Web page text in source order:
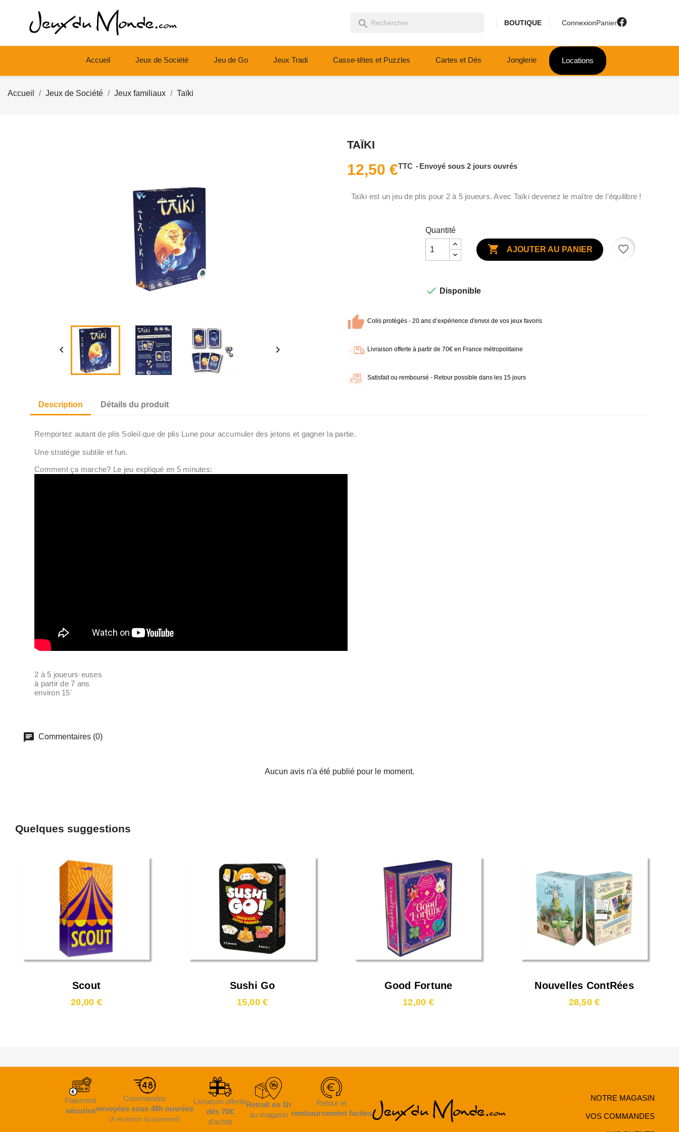
search BOUTIQUE ConnexionPanier
Accueil Jeux de Société Jeu de Go Jeux Tradi Casse-têtes et Puzzles Cartes et Dés Jonglerie Locations
Accueil Jeux de Société Jeux familiaux Taïki
 
TAÏKI
12,50 €TTC Envoyé sous 2 jours ouvrés
Taïki est un jeu de plis pour 2 à 5 joueurs. Avec Taïki devenez le maître de l'équilibre !
Quantité
 AJOUTER AU PANIER favorite_border
 Disponible
Colis protégés - 20 ans d’expérience d'envoi de vos jeux favoris
Livraison offerte à partir de 70€ en France métropolitaine
Satisfait ou remboursé - Retour possible dans les 15 jours
Description Détails du produit
Remportez autant de plis Soleil que de plis Lune pour accumuler des jetons et gagner la partie.
Une stratégie subtile et fun.
Comment ça marche? Le jeu expliqué en 5 minutes:
2 à 5 joueurs·euses
à partir de 7 ans
environ 15'
Commentaires (0)
Aucun avis n'a été publié pour le moment.
Quelques suggestions
Scout
20,00 €
Sushi Go
15,00 €
Good Fortune
12,00 €
Nouvelles ContRées
28,50 €
Paiement
sécurisé
Commandes
envoyées sous 48h ouvrées
(À réception du paiement)
Livraison offerte
dès 70€
d'achat
Retrait en 1h
au magasin
Retour et
remboursement faciles
NOTRE MAGASIN
VOS COMMANDES